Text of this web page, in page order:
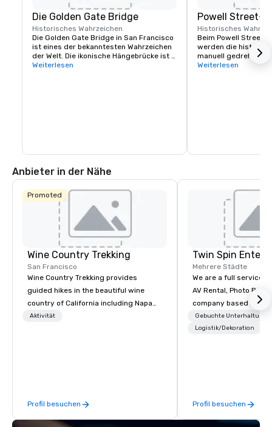
Die Golden Gate Bridge
Historisches Wahrzeichen
Die Golden Gate Bridge in San Francisco
ist eines der bekanntesten Wahrzeichen
der Welt. Die ikonische Hängebrücke ist
bekannt für ihre auffällige orange Farbe
Weiterlesen
Powell Street-
Historisches
Beim Powell Street
werden die
manuell gedreht, um
ändern. Es liegt an
Weiterlesen
Anbieter in der Nähe
Promoted
Wine Country Trekking
San Francisco
Wine Country Trekking provides
guided hikes in the beautiful wine
country of California including Napa
and Sonoma Valleys. These
day hikes we provide luxury self-
guided inn-to-in walking vacations
Aktivität
Profil besuchen
Twin Spin
Mehrere Städte
We are a full service
AV Rental, Photo
company based in the
Bay Area. We specialize in corporate
events and weddings
Gebuchte Unterhaltung
Logistik/Dekoration
Profil besuchen